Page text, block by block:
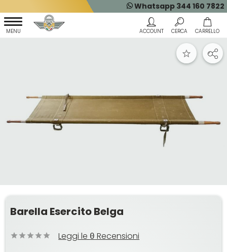
Whatsapp 344 160 7822
Barella Esercito Belga
Leggi le 0 Recensioni